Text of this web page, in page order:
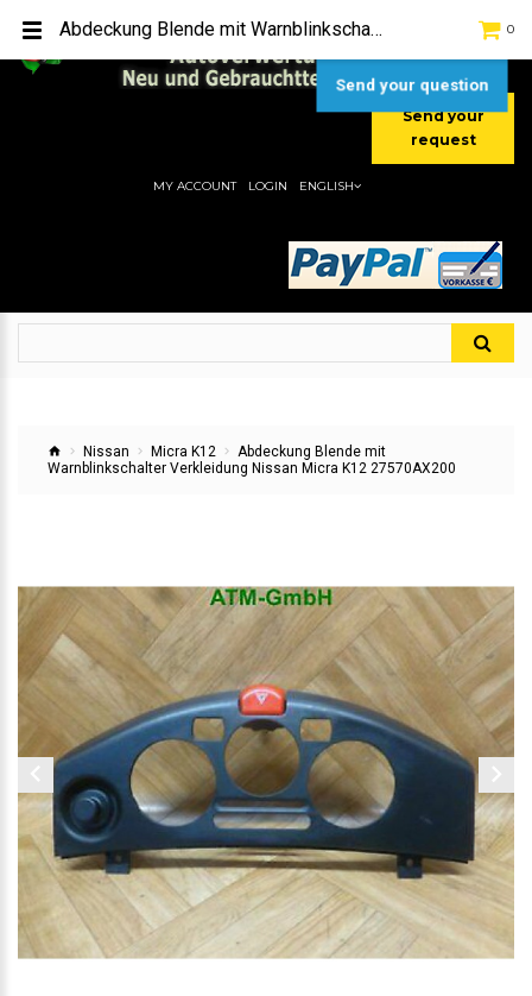
[+49] (0) 2232-5205
[+49] (0) 177 / 4080033
Send your
request
0
MY ACCOUNT LOGIN ENGLISH
Nissan Micra K12
Abdeckung Blende mit
Warnblinkschalter Verkleidung Nissan Micra K12 27570AX200
Abdeckung Blende mit Warnblinkschalter Verkleidung Nissan Micra K12 27570AX200
Send your question